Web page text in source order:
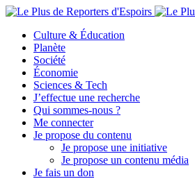
Culture & Éducation
Planète
Société
Économie
Sciences & Tech
J’effectue une recherche
Qui sommes-nous ?
Me connecter
Je propose du contenu
Je propose une initiative
Je propose un contenu média
Je fais un don